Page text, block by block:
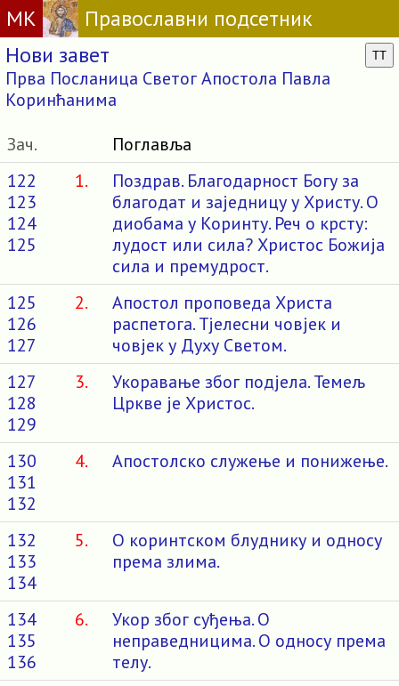
МК
Православни подсетник
Нови завет
TT
Прва Посланица Светог Апостола Павла
Коринћанима
Зач.
Поглавља
122
123
124
125
1.
Поздрав. Благодарност Богу за
благодат и заједницу у Христу. О
диобама у Коринту. Реч о крсту:
лудост или сила? Христос Божија
сила и премудрост.
125
126
127
2.
Апостол проповеда Христа
распетога. Тјелесни човјек и
човјек у Духу Светом.
127
128
129
3.
Укоравање због подјела. Темељ
Цркве је Христос.
130
131
132
4. Апостолско служење и понижење.
132
133
134
5.
О коринтском блуднику и односу
према злима.
134
135
136
6.
Укор због суђења. О
неправедницима. О односу према
телу.